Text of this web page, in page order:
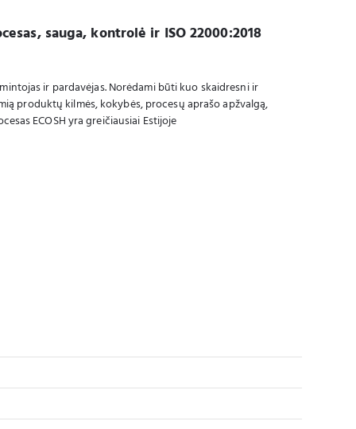
sauga, kontrolė ir ISO 22000:2018
ir pardavėjas. Norėdami būti kuo skaidresni ir
produktų kilmės, kokybės, procesų aprašo apžvalgą,
ECOSH yra greičiausiai Estijoje